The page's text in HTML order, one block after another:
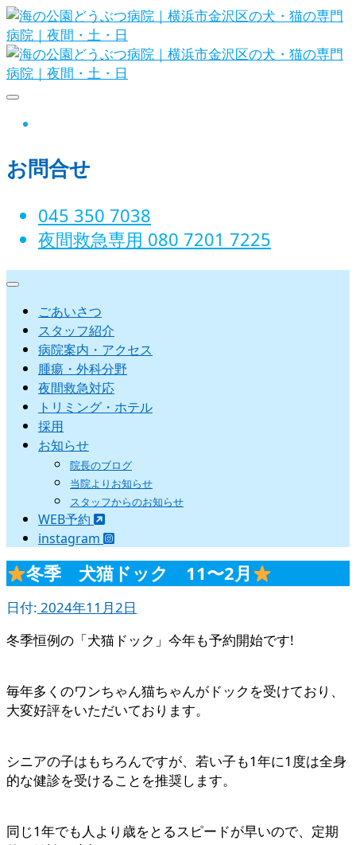
Skip
to
content
日
お問合せ
045 350 7038‬
夜間救急専用 080 7201 7225‬
ごあいさつ
スタッフ紹介
病院案内・アクセス
腫瘍・外科分野
夜間救急対応
トリミング・ホテル
採用
お知らせ
院長のブログ
当院よりお知らせ
スタッフからのお知らせ
WEB予約
instagram
冬季 犬猫ドック 11〜2月
日付: 2024年11月2日
冬季恒例の「犬猫ドック」今年も予約開始です!
毎年多くのワンちゃん猫ちゃんがドックを受けており、
大変好評をいただいております。
シニアの子はもちろんですが、若い子も1年に1度は全身
的な健診を受けることを推奨します。
同じ1年でも人より歳をとるスピードが早いので、定期